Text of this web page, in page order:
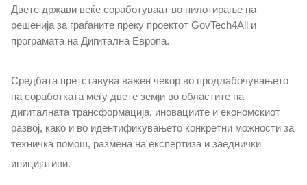
Електронски систем за управување на документи
Политики за сајбер безбедност
MKSafeNet проект
Отворени податоци
Јавни набавки
Двете држави веќе соработуваат во пилотирање на
решенија за граѓаните преку проектот GovTech4All и
програмата на Дигитална Европа.
Средбата претставува важен чекор во продлабочувањето
на соработката меѓу двете земји во областите на
дигиталната трансформација, иновациите и економскиот
развој, како и во идентификувањето конкретни можности за
техничка помош, размена на експертиза и заеднички
иницијативи.